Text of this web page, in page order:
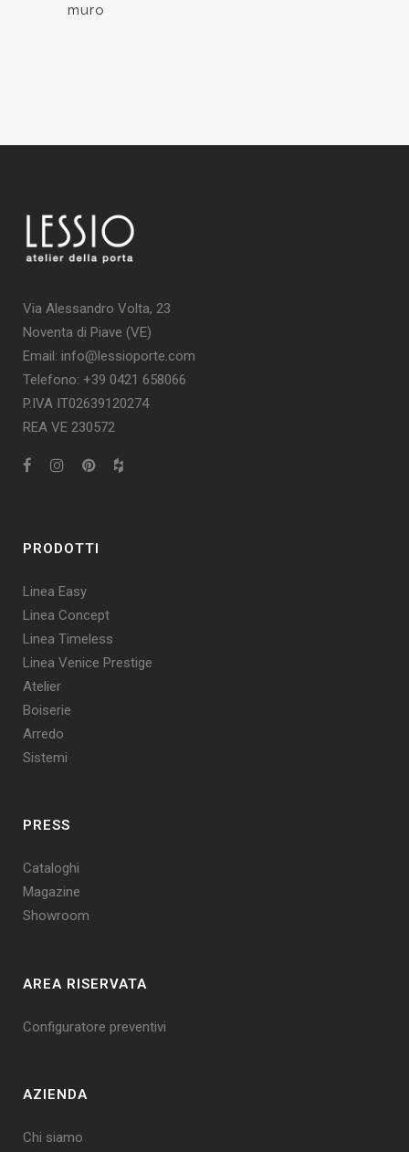
muro
Via Alessandro Volta, 23
Noventa di Piave (VE)
Email: info@lessioporte.com
Telefono: +39 0421 658066
P.IVA IT02639120274
REA VE 230572
PRODOTTI
Linea Easy
Linea Concept
Linea Timeless
Linea Venice Prestige
Atelier
Boiserie
Arredo
Sistemi
PRESS
Cataloghi
Magazine
Showroom
AREA RISERVATA
Configuratore preventivi
AZIENDA
Chi siamo